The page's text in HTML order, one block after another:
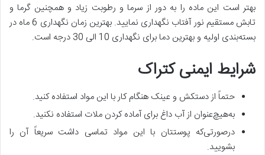
بهتر است این ماده را به دور از سرما و رطوبت زیاد و همچنین گرما و
تابش مستقیم نور آفتاب نگهداری نمایید. بهترین زمان نگهداری 6 ماه در
بسته‌بندی اولیه و بهترین دما برای نگهداری 10 الی 30 درجه است.
شرایط ایمنی کتراک
حتماً از دستکش و عینک هنگام کار با این مواد استفاده کنید.
به‌هیچ‌عنوان از آب داغ برای آماده کردن ملات استفاده نکنید.
درصورتی‌که پوستتان با این مواد تماسی داشت سریعاً آن را
بشویید.